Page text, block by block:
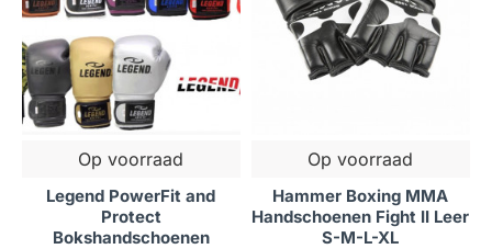
Op voorraad
Legend PowerFit and
Protect
Bokshandschoenen
Op voorraad
Hammer Boxing MMA
Handschoenen Fight II Leer
S-M-L-XL